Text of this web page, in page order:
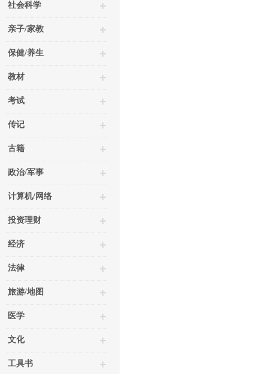
社会科学
亲子/家教
保健/养生
教材
考试
传记
古籍
政治/军事
计算机/网络
投资理财
经济
法律
旅游/地图
医学
文化
工具书